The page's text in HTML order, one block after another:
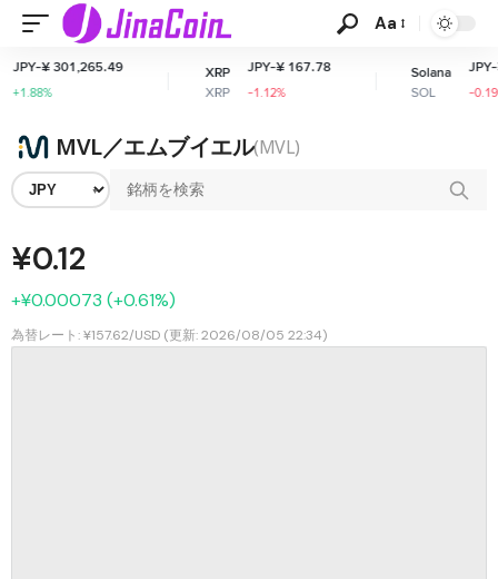
Aa
¥ 301,265.49
XRP
XRP
JPY-¥ 167.78
-1.12%
Solana
SOL
JPY-¥
-0.19%
MVL／エムブイエル(MVL)
¥0.12
+¥0.00073 (+0.61%)
為替レート: ¥157.62/USD (更新: 2026/08/05 22:34)